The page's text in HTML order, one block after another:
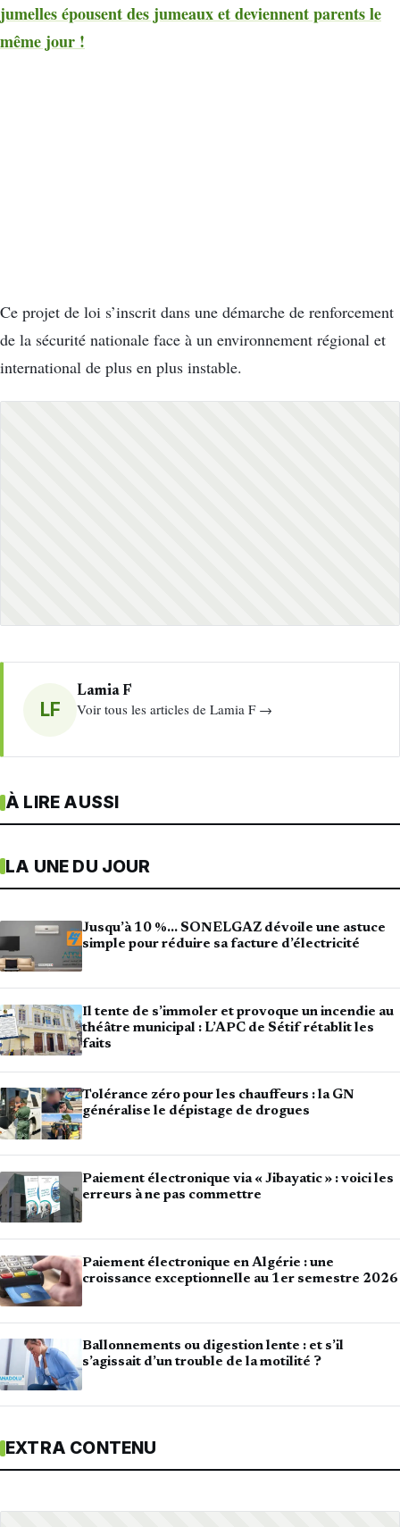
jumelles épousent des jumeaux et deviennent parents le
même jour !
Ce projet de loi s’inscrit dans une démarche de renforcement
de la sécurité nationale face à un environnement régional et
international de plus en plus instable.
LF
Lamia F
Voir tous les articles de Lamia F →
À LIRE AUSSI
LA UNE DU JOUR
Jusqu’à 10 %… SONELGAZ dévoile une astuce
simple pour réduire sa facture d’électricité
Il tente de s’immoler et provoque un incendie au
théâtre municipal : L’APC de Sétif rétablit les
faits
Tolérance zéro pour les chauffeurs : la GN
généralise le dépistage de drogues
Paiement électronique via « Jibayatic » : voici les
erreurs à ne pas commettre
Paiement électronique en Algérie : une
croissance exceptionnelle au 1er semestre 2026
Ballonnements ou digestion lente : et s’il
s’agissait d’un trouble de la motilité ?
EXTRA CONTENU